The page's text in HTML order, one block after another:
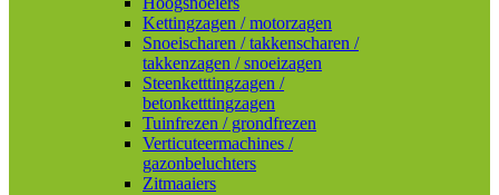
Kettingzagen / motorzagen
Snoeischaren / takkenscharen /
takkenzagen / snoeizagen
Steenketttingzagen /
betonketttingzagen
Tuinfrezen / grondfrezen
Verticuteermachines /
gazonbeluchters
Zitmaaiers